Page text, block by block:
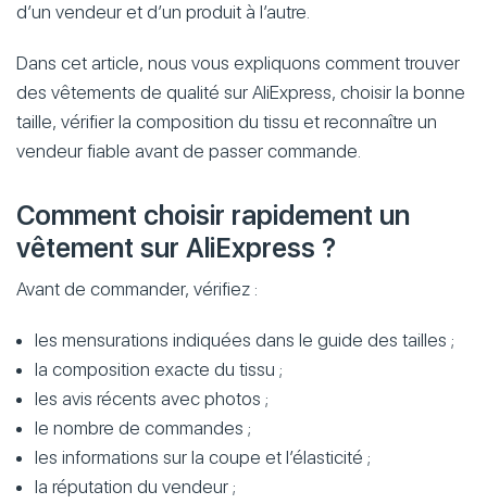
d’un vendeur et d’un produit à l’autre.
Dans cet article, nous vous expliquons comment trouver
des vêtements de qualité sur AliExpress, choisir la bonne
taille, vérifier la composition du tissu et reconnaître un
vendeur fiable avant de passer commande.
Comment choisir rapidement un
vêtement sur AliExpress ?
Avant de commander, vérifiez :
les mensurations indiquées dans le guide des tailles ;
la composition exacte du tissu ;
les avis récents avec photos ;
le nombre de commandes ;
les informations sur la coupe et l’élasticité ;
la réputation du vendeur ;